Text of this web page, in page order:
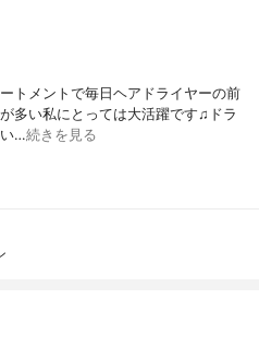
トメントで毎日ヘアドライヤーの前
多い私にとっては大活躍です♫ドラ
い…続きを見る